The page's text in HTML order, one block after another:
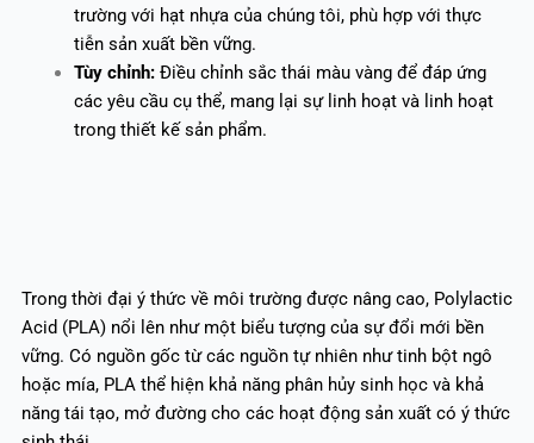
trường với hạt nhựa của chúng tôi, phù hợp với thực
tiễn sản xuất bền vững.
Tùy chỉnh:Điều chỉnh sắc thái màu vàng để đáp ứng
các yêu cầu cụ thể, mang lại sự linh hoạt và linh hoạt
trong thiết kế sản phẩm.
Trong thời đại ý thức về môi trường được nâng cao, Polylactic
Acid (PLA) nổi lên như một biểu tượng của sự đổi mới bền
vững. Có nguồn gốc từ các nguồn tự nhiên như tinh bột ngô
hoặc mía, PLA thể hiện khả năng phân hủy sinh học và khả
năng tái tạo, mở đường cho các hoạt động sản xuất có ý thức